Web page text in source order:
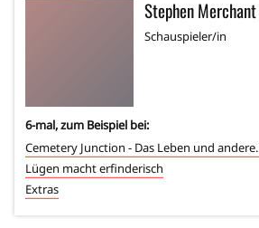
Stephen Merchant
Schauspieler/in
6-mal, zum Beispiel bei:
Cemetery
Lügen macht erfinderisch
Extras